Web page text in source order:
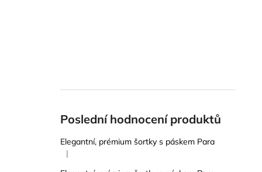
Poslední hodnocení produktů
Elegantní, prémium šortky s páskem Para
Hodnocení produktu je 5 z 5 hvězdiček.
|